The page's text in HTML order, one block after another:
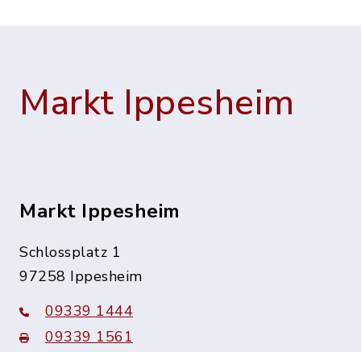
Markt Ippesheim
Markt Ippesheim
Schlossplatz 1
97258 Ippesheim
09339 1444
09339 1561